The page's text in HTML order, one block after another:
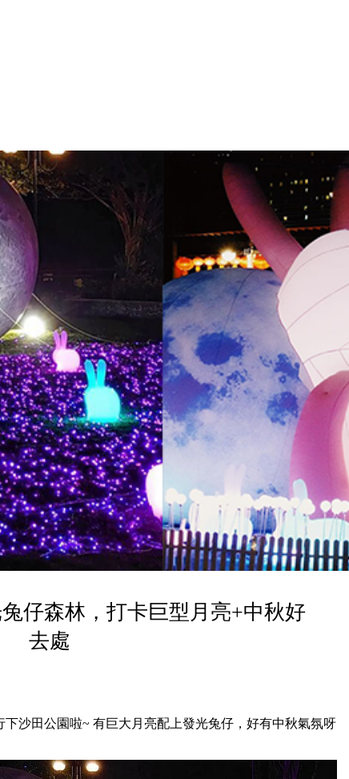
仔森林，打卡巨型月亮+中秋好
去處
沙田公園啦~ 有巨大月亮配上發光兔仔，好有中秋氣氛呀